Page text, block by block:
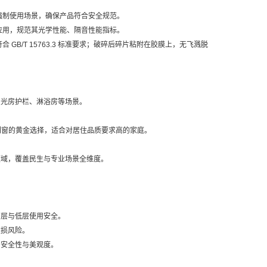
使用场景，确保产品符合安全规范。
，规范其光学性能、隔音性能指标。
GB/T 15763.3 标准要求；破碎后碎片粘附在胶膜上，无飞溅脱
房护栏、淋浴房等场景。
的黄金选择，适合对居住品质要求高的家庭。
，覆盖民生与专业场景全维度。
与低层使用安全。
风险。
全性与美观度。